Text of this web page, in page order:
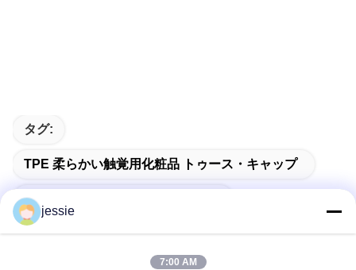
タグ:
TPE 柔らかい触覚用化粧品 トゥース・キャップ
45mm 直径のシャンプーキャップ
保証付き化粧品センターディスペンシングキャップ
jessie
7:00 AM